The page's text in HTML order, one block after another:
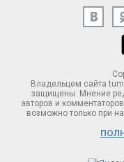
Владельцем сайта
защищены. Мнение
авторов и
возможно только при